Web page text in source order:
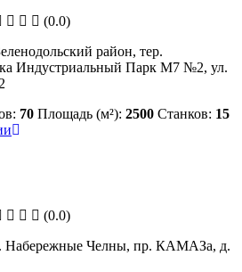
(0.0)
район, тер.
Индустриальный Парк М7 №2, ул.
70 Площадь (м²): 2500 Станков: 15
(0.0)
Набережные Челны, пр. КАМАЗа, д.